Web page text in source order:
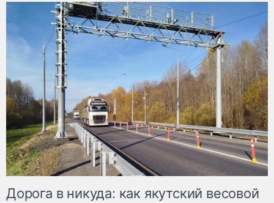
Дорога в никуда: как якутский весовой